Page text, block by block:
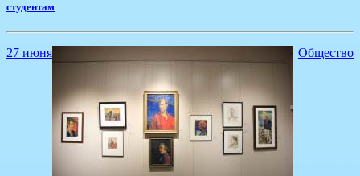
студентам
27 июня Общество